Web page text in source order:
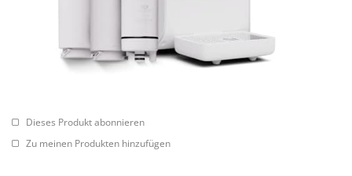
Dieses Produkt abonnieren
Zu meinen Produkten hinzufügen